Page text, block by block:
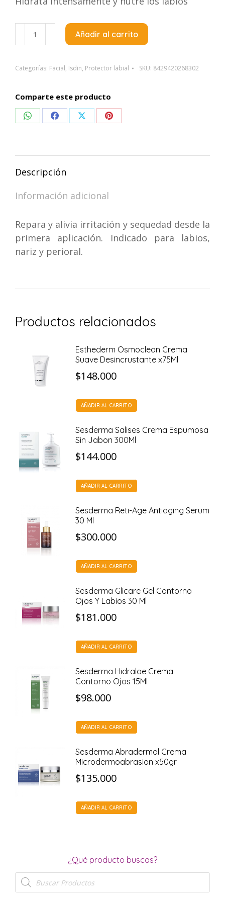
Isdin
Protector
Spf
4G
Blanco
cantidad
Añadir al carrito
Categorías: Facial, Isdin, Protector labial SKU: 8429420268302
Comparte este producto
Compartir
WhatsApp
Compartir
Facebook
Compartir
X
Compartir
Pinterest
Descripción
Información adicional
Repara y alivia irritación y sequedad desde la
primera aplicación. Indicado para labios,
nariz y perioral.
Productos relacionados
Esthederm Osmoclean Crema
Suave Desincrustante x75Ml
$148.000
AÑADIR AL CARRITO
Sesderma Salises Crema Espumosa
Sin Jabon 300Ml
$144.000
AÑADIR AL CARRITO
Sesderma Reti-Age Antiaging Serum
30 Ml
$300.000
AÑADIR AL CARRITO
Sesderma Glicare Gel Contorno
Ojos Y Labios 30 Ml
$181.000
AÑADIR AL CARRITO
Sesderma Hidraloe Crema
Contorno Ojos 15Ml
$98.000
AÑADIR AL CARRITO
Sesderma Abradermol Crema
Microdermoabrasion x50gr
$135.000
AÑADIR AL CARRITO
¿Qué producto buscas?
Búsqueda
de
productos